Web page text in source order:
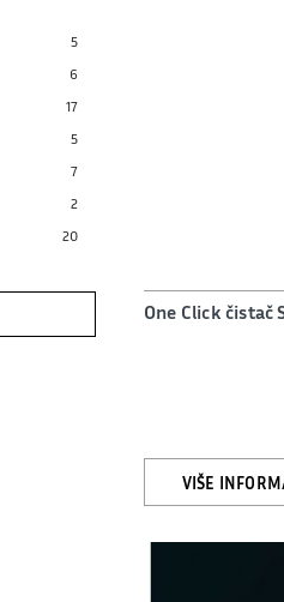
5
6
17
5
7
2
20
One Click čistač
VIŠE